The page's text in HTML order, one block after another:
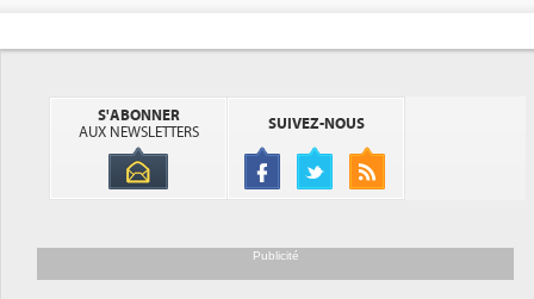
S'ABONNER
AUX NEWSLETTERS
SUIVEZ-NOUS
Publicité